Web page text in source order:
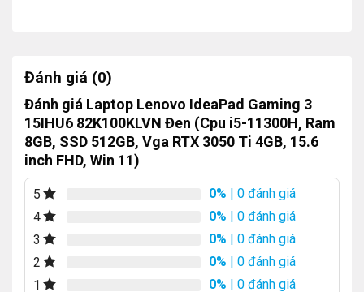
Đánh giá (0)
Đánh giá Laptop Lenovo IdeaPad Gaming 3
15IHU6 82K100KLVN Đen (Cpu i5-11300H, Ram
8GB, SSD 512GB, Vga RTX 3050 Ti 4GB, 15.6
inch FHD, Win 11)
5 0% | 0 đánh giá
4
0% | 0 đánh giá
3
0% | 0 đánh giá
2
0% | 0 đánh giá
1
0% | 0 đánh giá